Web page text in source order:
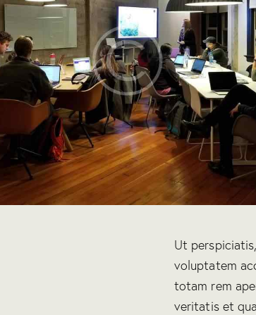
Ut
voluptatem
totam rem
veritatis et